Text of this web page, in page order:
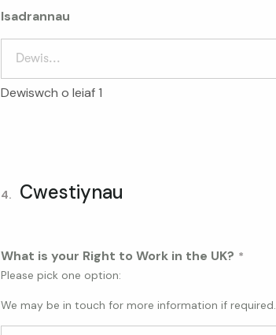
Isadrannau
Dewis...
Dewiswch o leiaf 1
4. Cwestiynau
What is your Right to Work in the UK?
Please pick one option:
We may be in touch for more information if required.